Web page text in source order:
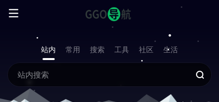
站内 常用 搜索 工具 社区 生活